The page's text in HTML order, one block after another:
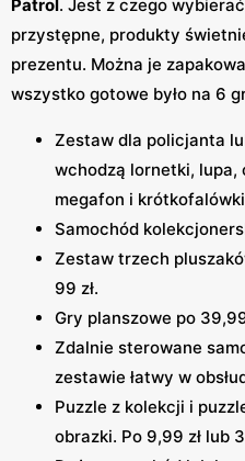
Patrol. Jest z czego
przystępne, produkty
prezentu. Można je
wszystko gotowe było na 6
Zestaw dla policjanta
wchodzą lornetki, lupa,
megafon i
Samochód
Zestaw trzech
99 zł.
Gry planszowe po
Zdalnie sterowane
zestawie łatwy w
Puzzle z kolekcji i
obrazki. Po 9,99 zł lub